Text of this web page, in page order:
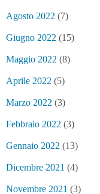
Agosto 2022 (7)
Giugno 2022 (15)
Maggio 2022 (8)
Aprile 2022 (5)
Marzo 2022 (3)
Febbraio 2022 (3)
Gennaio 2022 (13)
Dicembre 2021 (4)
Novembre 2021 (3)